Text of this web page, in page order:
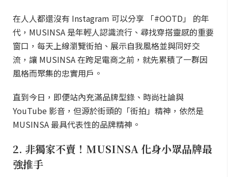
在人人都還沒有 Instagram 可以分享 「#OOTD」 的年
代，MUSINSA 是年輕人認識流行、尋找穿搭靈感的重要
窗口，每天上線瀏覽街拍、展示自我風格並與同好交
流，讓 MUSINSA 在跨足電商之前，就先累積了一群因
風格而聚集的忠實用戶。
直到今日，即便站內充滿品牌型錄、時尚社論與
YouTube 影音，但源於街頭的「街拍」精神，依然是
MUSINSA 最具代表性的品牌精神。
2. 非獨家不賣！MUSINSA 化身小眾品牌最
強推手